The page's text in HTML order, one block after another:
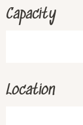
Capacity
Location